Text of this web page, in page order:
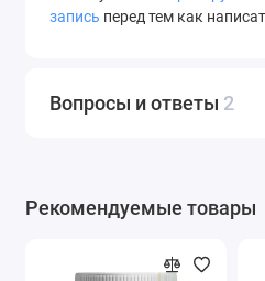
запись перед тем как
Вопросы и ответы 2
Рекомендуемые товары